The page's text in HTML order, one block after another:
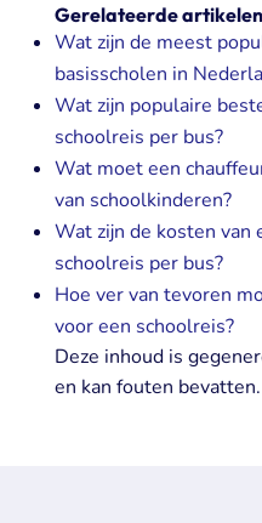
Gerelateerde artikelen
Wat zijn de meest
basisscholen in
Wat zijn populaire
schoolreis per bus?
Wat moet een
van schoolkinderen?
Wat zijn de kosten van
schoolreis per bus?
Hoe ver van tevoren
voor een schoolreis?
Deze inhoud is
en kan fouten bevatten.